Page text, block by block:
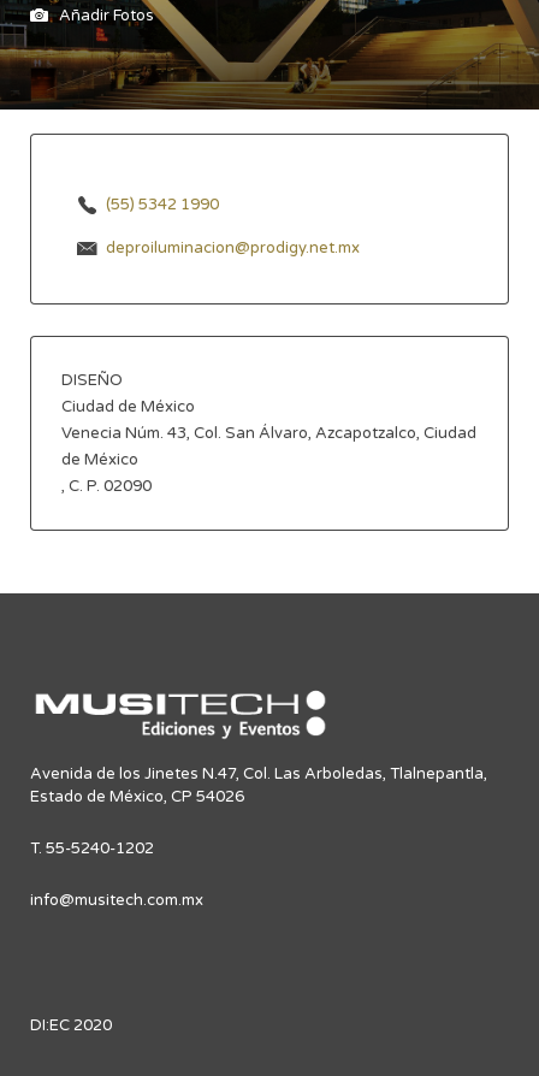
Añadir Fotos
(55) 5342 1990
deproiluminacion@prodigy.net.mx
DISEÑO
Ciudad de México
Venecia Núm. 43, Col. San Álvaro, Azcapotzalco, Ciudad
de México
, C. P. 02090
Avenida de los Jinetes N.47, Col. Las Arboledas, Tlalnepantla,
Estado de México, CP 54026
T. 55-5240-1202
info@musitech.com.mx
DI:EC 2020